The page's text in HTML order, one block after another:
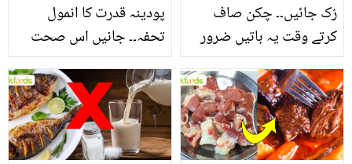
پودینہ قدرت کا انمول
تحفہ۔۔ جانیں اس صحت
انگیز طبی فوائد
رُک جائیں۔۔ چکن صاف
کرتے وقت یہ باتیں ضرور